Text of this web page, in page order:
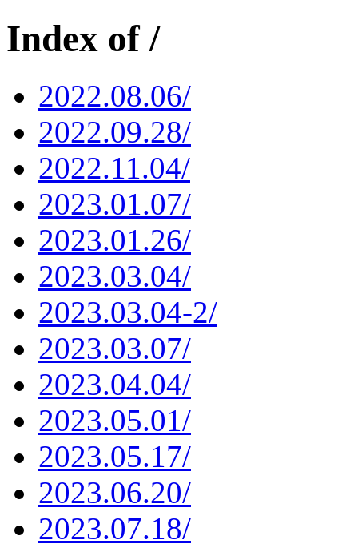
Index of /
2022.08.06/
2022.09.28/
2022.11.04/
2023.01.07/
2023.01.26/
2023.03.04/
2023.03.04-2/
2023.03.07/
2023.04.04/
2023.05.01/
2023.05.17/
2023.06.20/
2023.07.18/